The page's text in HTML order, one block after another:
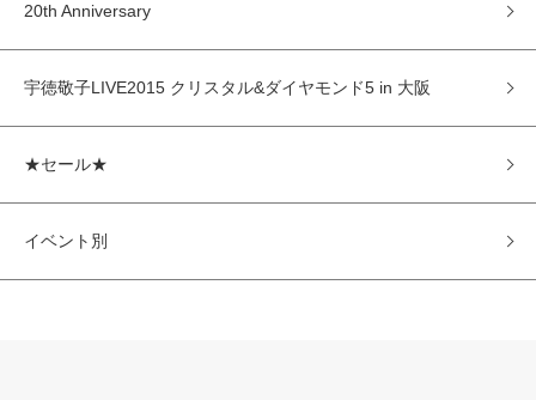
20th Anniversary
宇徳敬子LIVE2015 クリスタル&ダイヤモンド5 in 大阪
★セール★
イベント別